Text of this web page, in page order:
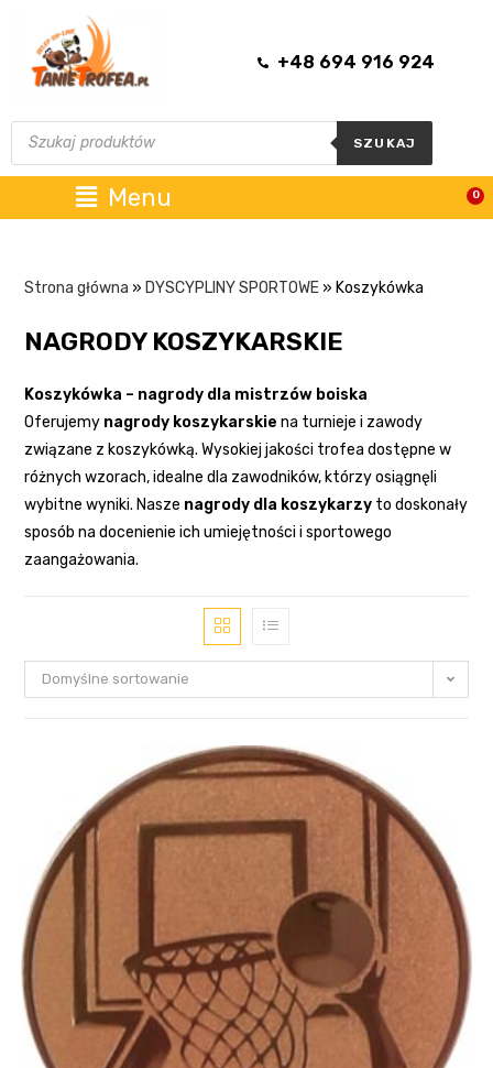
+48 694 916 924
SZUKAJ
Menu 0
Strona główna » DYSCYPLINY SPORTOWE » Koszykówka
NAGRODY KOSZYKARSKIE
Koszykówka – nagrody dla mistrzów boiska
Oferujemy nagrody koszykarskie na turnieje i zawody
związane z koszykówką. Wysokiej jakości trofea dostępne w
różnych wzorach, idealne dla zawodników, którzy osiągnęli
wybitne wyniki. Nasze nagrody dla koszykarzy to doskonały
sposób na docenienie ich umiejętności i sportowego
zaangażowania.
Domyślne sortowanie